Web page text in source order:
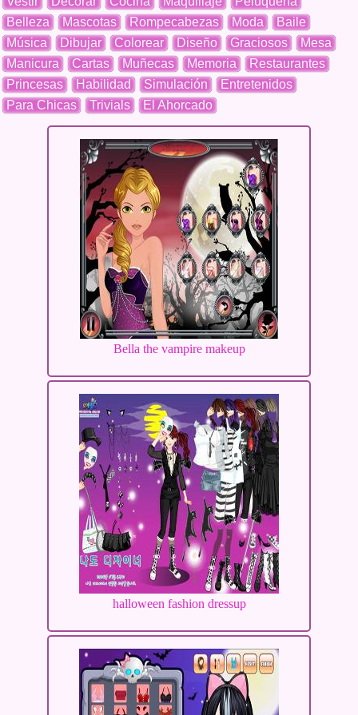
Belleza
Mascotas Rompecabezas Moda
Baile
Música
Dibujar Colorear Diseño Graciosos
Mesa
Manicura
Cartas Muñecas Memoria
Restaurantes
Princesas
Habilidad Simulación
Entretenidos
Para Chicas
Trivials El Ahorcado
Bella the vampire makeup
halloween fashion dressup